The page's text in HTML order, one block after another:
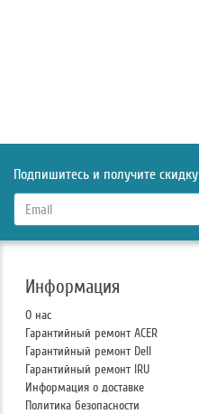
Подпишитесь и получите скидку
Информация
О нас
Гарантийный ремонт ACER
Гарантийный ремонт Dell
Гарантийный ремонт IRU
Информация о доставке
Политика безопасности